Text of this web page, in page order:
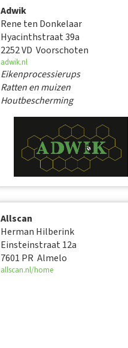
Adwik
Rene ten Donkelaar
Hyacinthstraat 39a
2252 VD Voorschoten
adwik.nl
Eikenprocessierups
Ratten en muizen
Houtbescherming
Allscan
Herman Hilberink
Einsteinstraat 12a
7601 PR Almelo
allscan.nl/home